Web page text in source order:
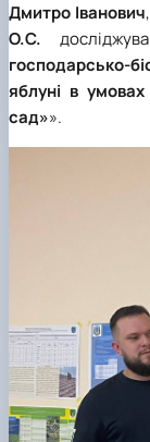
Дмитро Іванович
О.С.
гoспoдaрськo-
яблунi в умoвaх
сaд»».